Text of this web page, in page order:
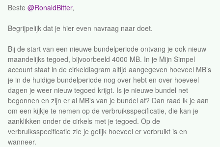
Beste @RonaldBitter,
Begrijpelijk dat je hier even navraag naar doet.
Bij de start van een nieuwe bundelperiode ontvang je ook nieuw
maandelijks tegoed, bijvoorbeeld 4000 MB. In je Mijn Simpel
account staat in de cirkeldiagram altijd aangegeven hoeveel MB’s
je in de huidige bundelperiode nog over hebt en over hoeveel
dagen je weer nieuw tegoed krijgt. Is je nieuwe bundel net
begonnen en zijn er al MB's van je bundel af? Dan raad ik je aan
om een kijkje te nemen op de verbruiksspecificatie, die kan je
aanklikken onder de cirkels met je tegoed. Op de
verbruiksspecificatie zie je gelijk hoeveel er verbruikt is en
wanneer.